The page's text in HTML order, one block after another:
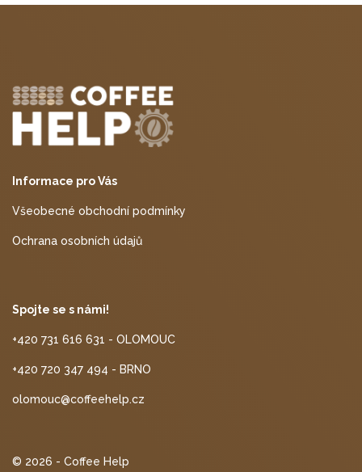
Informace pro Vás
Všeobecné obchodní podmínky
Ochrana osobních údajů
Spojte se s námi!
+420 731 616 631 - OLOMOUC
+420 720 347 494 - BRNO
olomouc@coffeehelp.cz
© 2026 - Coffee Help